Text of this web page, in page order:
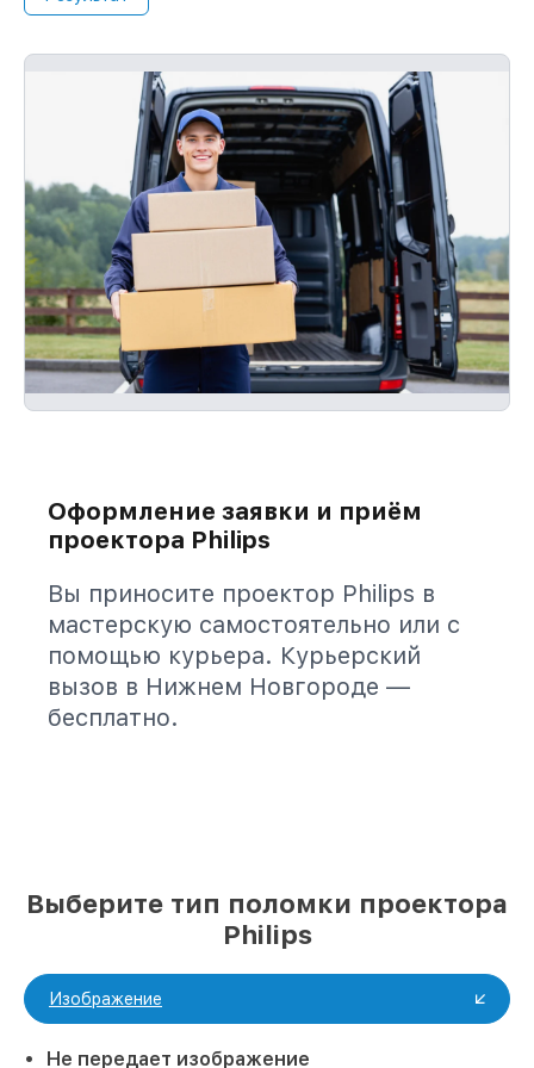
Оформление заявки и приём
проектора Philips
Вы приносите проектор Philips в
мастерскую самостоятельно или с
помощью курьера. Курьерский
вызов в Нижнем Новгороде —
бесплатно.
Выберите тип поломки проектора
Philips
Изображение
Не передает изображение